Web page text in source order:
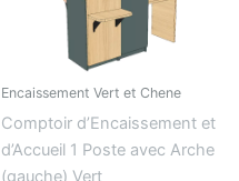
Encaissement Vert et Chene
Comptoir d’Encaissement et
d’Accueil 1 Poste avec Arche
(gauche) Vert